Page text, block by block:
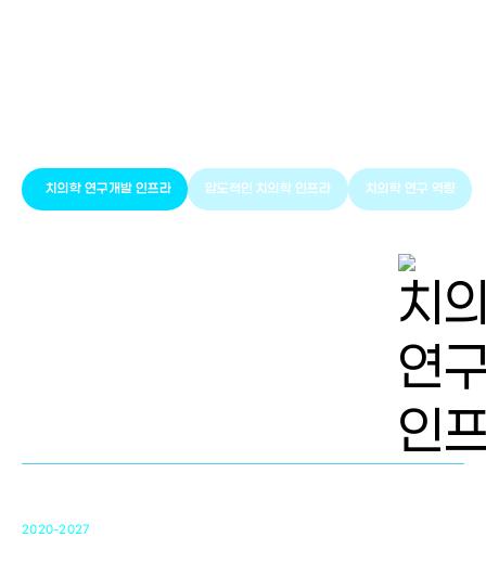
치의학 연구개발 인프라 압도적인 치의학 인프라 치의학 연구 역량
2020-2027